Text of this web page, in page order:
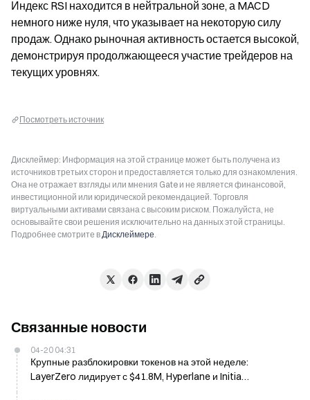
Индекс RSI находится в нейтральной зоне, а MACD
немного ниже нуля, что указывает на некоторую силу
продаж. Однако рыночная активность остается высокой,
демонстрируя продолжающееся участие трейдеров на
текущих уровнях.
Посмотреть источник
Дисклеймер: Информация на этой странице может быть получена из
источников третьих сторон и предоставляется только для ознакомления.
Она не отражает взгляды или мнения Gate и не является финансовой,
инвестиционной или юридической рекомендацией. Торговля
виртуальными активами связана с высоким риском. Пожалуйста, не
основывайте свои решения исключительно на данных этой страницы.
Подробнее смотрите вДисклеймере.
Связанные новости
04-20 04:31
Крупные разблокировки токенов на этой неделе:
LayerZero лидирует с $41.8M, Hyperlane и Initia